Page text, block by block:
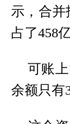
示，合并
占了458
可账
余额只有